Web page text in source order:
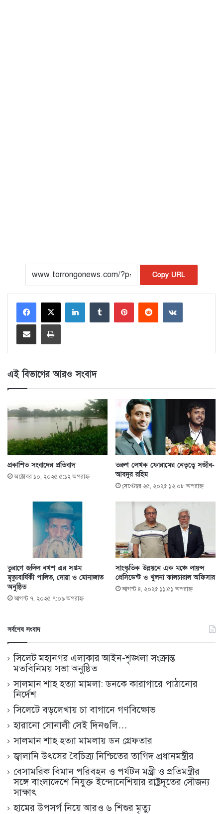
Copy URL
LinkedIn
এই বিভাগের আরও সংবাদ
প্রকাশিত সংবাদের প্রতিবাদ
অক্টোবর ১০, ২০২৫ ৫:১২ অপরাহ্ণ
তরুণ লেখক ফোরামের নেতৃত্বে সজীব-
আবদুর রহিম
সেপ্টেম্বর ২৫, ২০২৫ ১২:০৮ অপরাহ্ণ
তুরাগে জলিল বখশ এর সপ্তম
মৃত্যুবার্ষিকী পালিত, দোয়া ও মোনাজাত
অনুষ্ঠিত
আগস্ট ৭, ২০২৫ ৭:০৯ অপরাহ্ণ
সাংস্কৃতিক উন্নয়নে এক মঞ্চে লায়ন্স
প্রেসিডেন্ট ও খুলনা কালচারাল অফিসার
আগস্ট ৪, ২০২৫ ১১:৫১ অপরাহ্ণ
সর্বশেষ সংবাদ
সিলেট মহানগর এলাকার আইন-শৃঙ্খলা সংক্রান্ত
মতবিনিময় সভা অনুষ্ঠিত
সালমান শাহ হত্যা মামলা: ডনকে কারাগারে পাঠানোর
নির্দেশ
সিলেটে বড়লেখায় চা বাগানে গণবিক্ষোভ
হারানো সোনালী সেই দিনগুলি…
সালমান শাহ হত্যা মামলায় ডন গ্রেফতার
জ্বালানি উৎসের বৈচিত্র্য নিশ্চিতের তাগিদ প্রধানমন্ত্রীর
বেসামরিক বিমান পরিবহন ও পর্যটন মন্ত্রী ও প্রতিমন্ত্রীর
সঙ্গে বাংলাদেশে নিযুক্ত ইন্দোনেশিয়ার রাষ্ট্রদূতের সৌজন্য
সাক্ষাৎ
হামের উপসর্গ নিয়ে আরও ৬ শিশুর মৃত্যু